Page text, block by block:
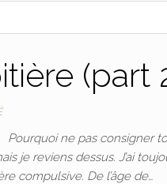
(part
ne pas consigner
je reviens dessus. J’ai
compulsive. De l’âge de…